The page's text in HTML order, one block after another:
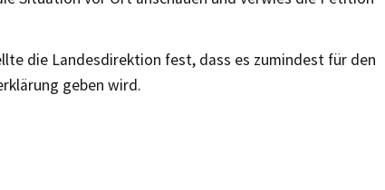
die Landesdirektion fest, dass es zumindest für den
geben wird.